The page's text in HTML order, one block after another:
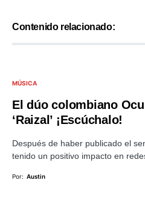
Contenido relacionado:
MÚSICA
El dúo colombiano
‘Raizal’ ¡Escúchalo!
Después de haber publicado el
tenido un positivo impacto en
Por: Austin